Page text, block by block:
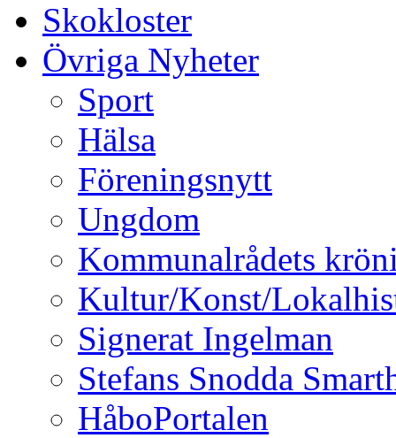
Skokloster
Övriga Nyheter
Sport
Hälsa
Föreningsnytt
Ungdom
Kommunalrådets
Kultur/Konst/
Signerat Ingelman
Stefans Snodda
HåboPortalen